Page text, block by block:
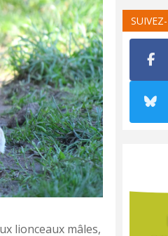
lionceaux mâles,